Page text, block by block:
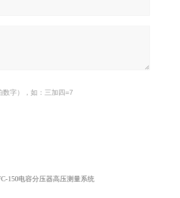
字），如：三加四=7
150电容分压器高压测量系统